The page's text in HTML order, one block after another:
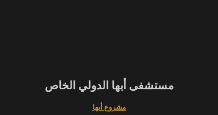
مستشفى أبها الدولي الخاص
مشروع أبها